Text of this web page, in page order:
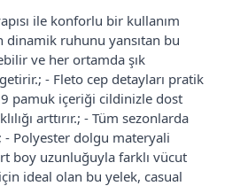
ile konforlu bir kullanım
dinamik ruhunu yansıtan bu
ve her ortamda şık
- Fleto cep detayları pratik
pamuk içeriği cildinizle dost
arttırır.; - Tüm sezonlarda
- Polyester dolgu materyali
boy uzunluğuyla farklı vücut
ideal olan bu yelek, casual